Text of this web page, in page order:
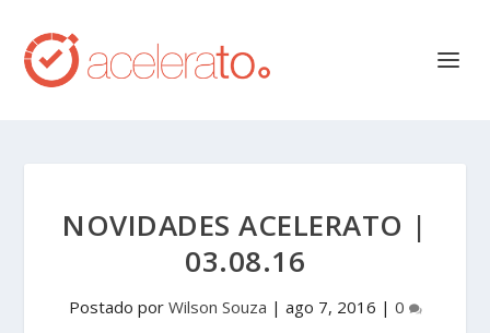
NOVIDADES ACELERATO |
03.08.16
Postado por Wilson Souza | ago 7, 2016 | 0